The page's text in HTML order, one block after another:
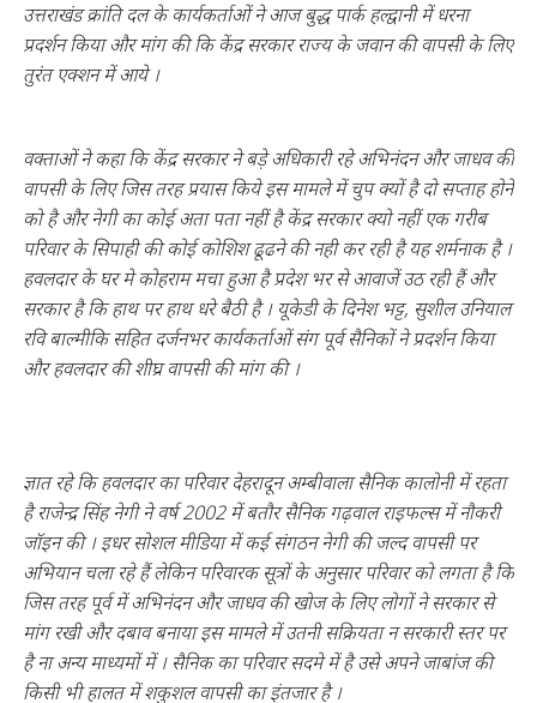
उत्तराखंड क्रांति दल के कार्यकर्ताओं ने आज बुद्ध पार्क हल्द्वानी में धरना
प्रदर्शन किया और मांग की कि केंद्र सरकार राज्य के जवान की वापसी के लिए
तुरंत एक्शन में आये ।
वक्ताओं ने कहा कि केंद्र सरकार ने बड़े अधिकारी रहे अभिनंदन और जाधव की
वापसी के लिए जिस तरह प्रयास किये इस मामले में चुप क्यों है दो सप्ताह होने
को है और नेगी का कोई अता पता नहीं है केंद्र सरकार क्यो नहीं एक गरीब
परिवार के सिपाही की कोई कोशिश ढूढने की नही कर रही है यह शर्मनाक है ।
हवलदार के घर मे कोहराम मचा हुआ है प्रदेश भर से आवाजें उठ रही हैं और
सरकार है कि हाथ पर हाथ धरे बैठी है । यूकेडी के दिनेश भट्ट, सुशील उनियाल
रवि बाल्मीकि सहित दर्जनभर कार्यकर्ताओं संग पूर्व सैनिकों ने प्रदर्शन किया
और हवलदार की शीघ्र वापसी की मांग की ।
ज्ञात रहे कि हवलदार का परिवार देहरादून अम्बीवाला सैनिक कालोनी में रहता
है राजेन्द्र सिंह नेगी ने वर्ष 2002 में बतौर सैनिक गढ़वाल राइफल्स में नौकरी
जॉइन की । इधर सोशल मीडिया में कई संगठन नेगी की जल्द वापसी पर
अभियान चला रहे हैं लेकिन परिवारक सूत्रों के अनुसार परिवार को लगता है कि
जिस तरह पूर्व में अभिनंदन और जाधव की खोज के लिए लोगों ने सरकार से
मांग रखी और दबाव बनाया इस मामले में उतनी सक्रियता न सरकारी स्तर पर
है ना अन्य माध्यमों में । सैनिक का परिवार सदमे में है उसे अपने जाबांज की
किसी भी हालत में शकुशल वापसी का इंतजार है ।